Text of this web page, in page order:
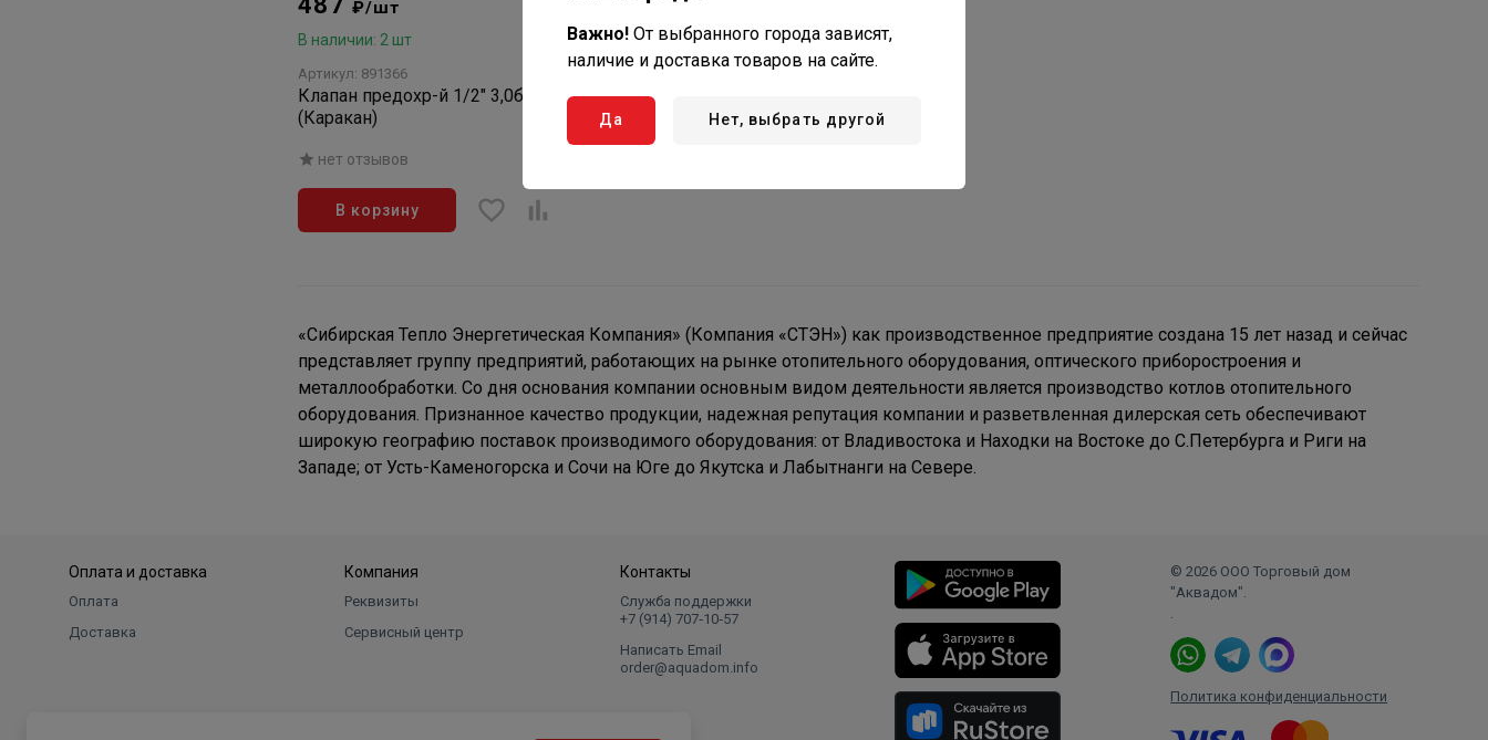
₽/шт
В наличии: 2 шт
Артикул: 891366
Клапан предохр-й 1/2" 3,0бар
(Каракан)
нет отзывов
В корзину
«Сибирская Тепло Энергетическая Компания» (Компания «СТЭН») как производственное предприятие создана 15 лет назад и сейчас
представляет группу предприятий, работающих на рынке отопительного оборудования, оптического приборостроения и
металлообработки. Со дня основания компании основным видом деятельности является производство котлов отопительного
оборудования. Признанное качество продукции, надежная репутация компании и разветвленная дилерская сеть обеспечивают
широкую географию поставок производимого оборудования: от Владивостока и Находки на Востоке до С.Петербурга и Риги на
Западе; от Усть-Каменогорска и Сочи на Юге до Якутска и Лабытнанги на Севере.
Оплата и доставка
Оплата
Доставка
Компания
Реквизиты
Сервисный центр
Контакты
Служба поддержки
+7 (914) 707‑10‑57
Написать Email
order@aquadom.info
© 2026 ООО Торговый дом
"Аквадом".
.
Политика конфиденциальности
Важно! От выбранного города зависят,
наличие и доставка товаров на сайте.
Да Нет, выбрать другой